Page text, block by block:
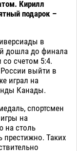
Кирилл
подарок –
в
дошла до финала
счетом 5:4.
выйти в
играл на
Канады.
спортсмен
на
на столь
престижно. Таких